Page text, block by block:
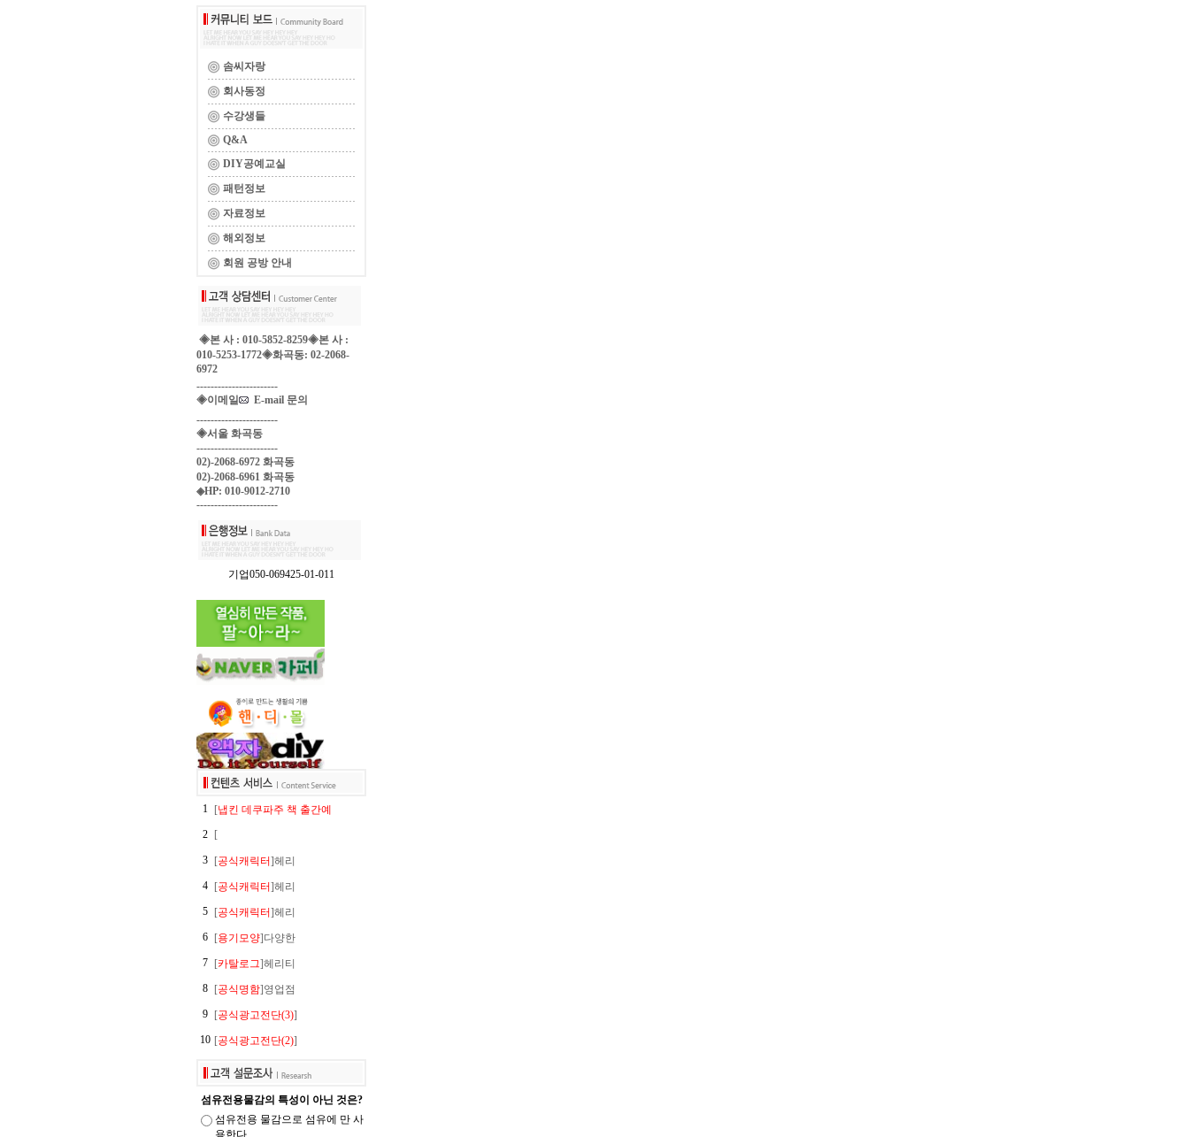
솜씨자랑
회사동정
수강생들
Q&A
DIY공예교실
패턴정보
자료정보
해외정보
회원 공방 안내
◈본 사 : 010-5852-8259◈본 사 :
010-5253-1772◈화곡동: 02-2068-
6972
-----------------------
◈이메일
E-mail 문의
-----------------------
◈서울 화곡동
-----------------------
02)-2068-6972 화곡동
02)-2068-6961 화곡동
◈HP: 010-9012-2710
-----------------------
기업050-069425-01-011
1 [냅킨 데쿠파주 책 출간예
2
[
3 [공식캐릭터]헤리
4
[공식캐릭터]헤리
5
[공식캐릭터]헤리
6
[용기모양]다양한
7
[카탈로그]헤리티
8
[공식명함]영업점
9
[공식광고전단(3)]
10 [공식광고전단(2)]
섬유전용물감의 특성이 아닌 것은?
섬유전용 물감으로 섬유에 만 사
용한다.